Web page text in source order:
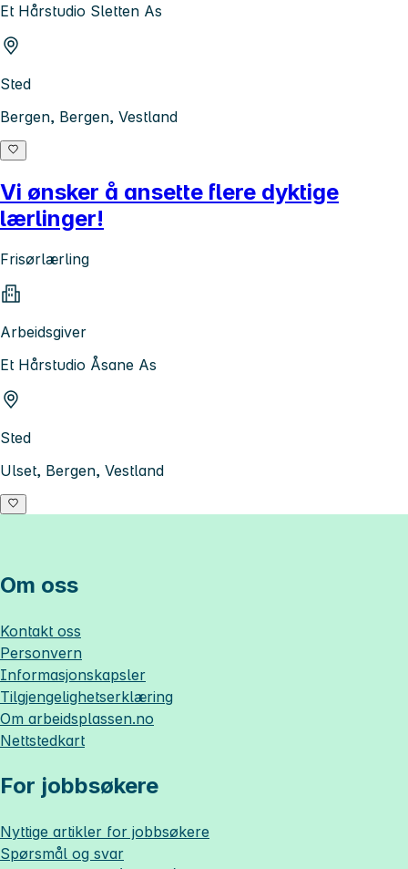
Et Hårstudio Sletten As
Sted
Bergen, Bergen, Vestland
Vi ønsker å ansette flere dyktige
lærlinger!
Frisørlærling
Arbeidsgiver
Et Hårstudio Åsane As
Sted
Ulset, Bergen, Vestland
Om oss
Kontakt oss
Personvern
Informasjonskapsler
Tilgjengelighetserklæring
Om arbeidsplassen.no
Nettstedkart
For jobbsøkere
Nyttige artikler for jobbsøkere
Spørsmål og svar